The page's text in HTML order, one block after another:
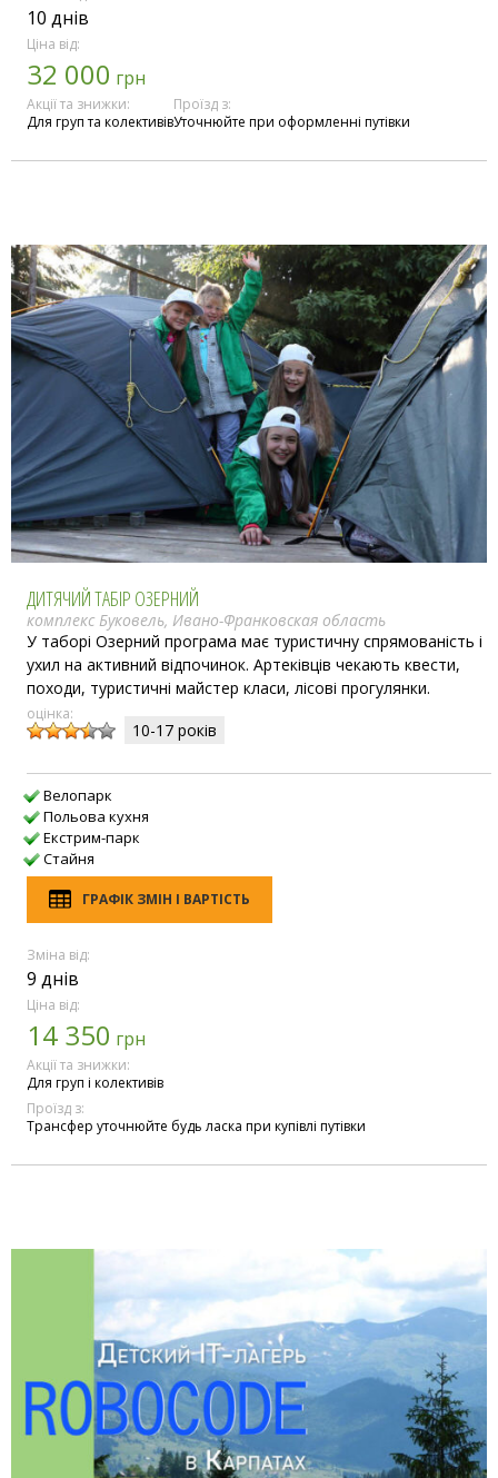
10 днів
Ціна від:
32 000 грн
Акції та знижки:
Для груп та колективів
Проїзд з:
Уточнюйте при оформленні путівки
ДИТЯЧИЙ ТАБІР ОЗЕРНИЙ
комплекс Буковель, Ивано-Франковская область
У таборі Озерний програма має туристичну спрямованість і
ухил на активний відпочинок. Артеківців чекають квести,
походи, туристичні майстер класи, лісові прогулянки.
оцінка:
10-17 рокiв
Велопарк
Польова кухня
Екстрим-парк
Стайня
ГРАФІК ЗМІН І ВАРТІСТЬ
Зміна від:
9 днів
Ціна від:
14 350 грн
Акції та знижки:
Для груп і колективів
Проїзд з:
Трансфер уточнюйте будь ласка при купівлі путівки